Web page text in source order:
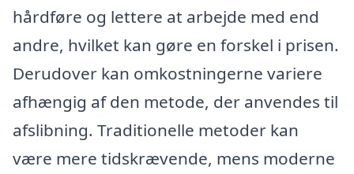
hårdføre og lettere at arbejde med end
andre, hvilket kan gøre en forskel i prisen.
Derudover kan omkostningerne variere
afhængig af den metode, der anvendes til
afslibning. Traditionelle metoder kan
være mere tidskrævende, mens moderne